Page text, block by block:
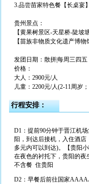
3.品尝苗家特色餐【长桌宴
贵州景点：
【黄果树景区-天星桥-陡坡
【苗族非物质文化遗产博
发团日期：散拼|每周三四五
价格：
大人：2900元/人
儿童：2200元/人(2-11周岁
行程安排：
D1：提前90分钟于晋江机场
阳，到达后接机，入住酒
多元内可以到达)。【贵阳
在夜色的衬托下，贵阳的
不含餐 住贵阳
D2：早餐后前往国家